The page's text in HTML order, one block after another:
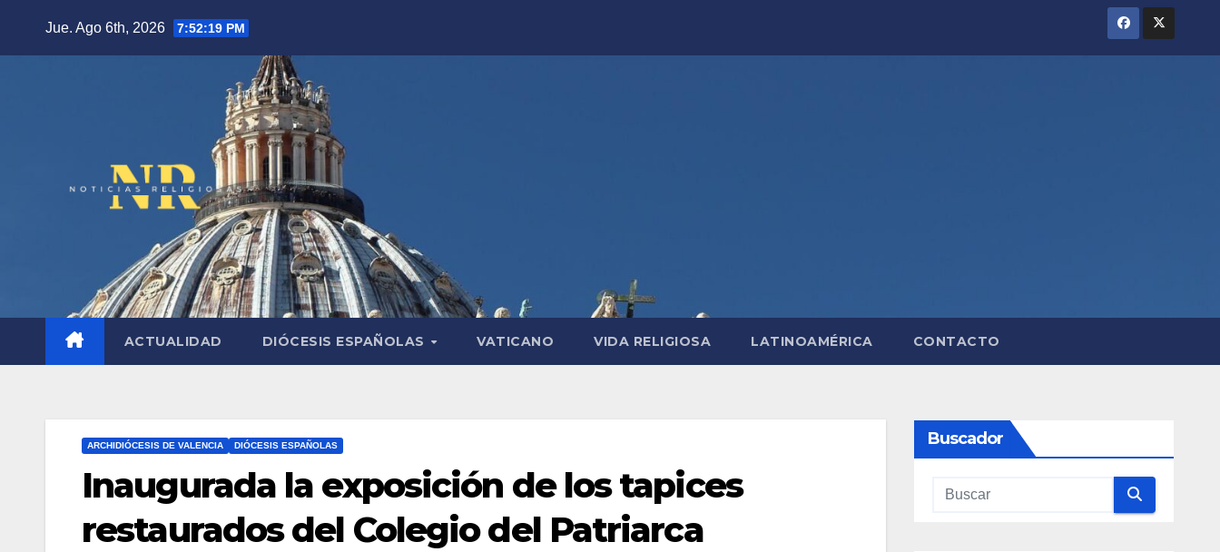
Jue. Ago 6th, 2026 7:52:20 PM
ACTUALIDAD DIÓCESIS ESPAÑOLAS VATICANO VIDA RELIGIOSA LATINOAMÉRICA CONTACTO
ARCHIDIÓCESIS DE VALENCIA DIÓCESIS ESPAÑOLAS
Inaugurada la exposición de los tapices
restaurados del Colegio del Patriarca
Buscador